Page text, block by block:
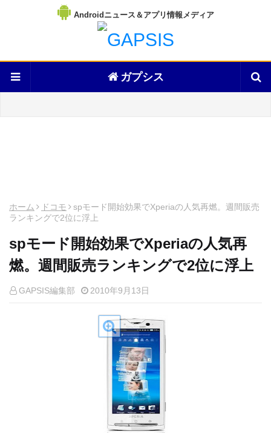
Androidニュース＆アプリ情報メディア
ガプシス
ホーム ドコモ
spモード開始効果でXperiaの人気再燃。週間販売
ランキングで2位に浮上
spモード開始効果でXperiaの人気再
燃。週間販売ランキングで2位に浮上
GAPSIS編集部 2010年9月13日